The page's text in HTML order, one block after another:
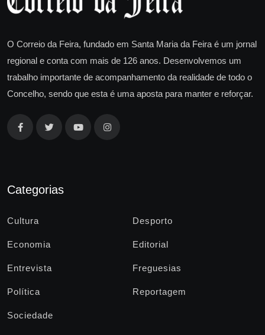
O Correio da Feira, fundado em Santa Maria da Feira é um jornal
regional e conta com mais de 126 anos. Desenvolvemos um
trabalho importante de acompanhamento da realidade de todo o
Concelho, sendo que esta é uma aposta para manter e reforçar.
Categorias
Cultura Desporto
Economia Editorial
Entrevista Freguesias
Política Reportagem
Sociedade